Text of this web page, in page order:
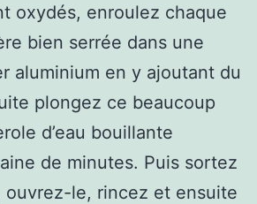
oxydés, enroulez chaque
bien serrée dans une
aluminium en y ajoutant du
plongez ce beaucoup
d’eau bouillante
de minutes. Puis sortez
ouvrez-le, rincez et ensuite